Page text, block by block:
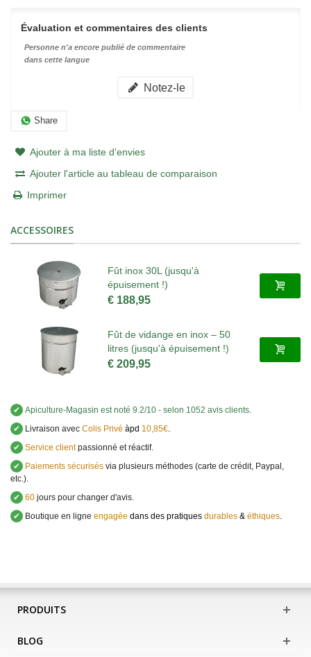
Évaluation et commentaires des clients
Personne n'a encore publié de commentaire
dans cette langue
Notez-le
Share
Ajouter à ma liste d'envies
Ajouter l'article au tableau de comparaison
Imprimer
ACCESSOIRES
Fût inox 30L (jusqu'à
épuisement !)
€ 188,95
Fût de vidange en inox – 50
litres (jusqu'à épuisement !)
€ 209,95
✔ Apiculture-Magasin est noté 9.2/10 - selon 1052 avis clients
✔
Livraison avec Colis Privé àpd 10,85€
✔ Service clientpassionné et réactif.
✔
Paiements sécurisés via plusieurs méthodes (carte de crédit, Paypal,
etc.).
✔ 60 jours pour changer d'avis.
✔
Boutique en ligne engagée dans des pratiques durables & éthiques
PRODUITS
BLOG